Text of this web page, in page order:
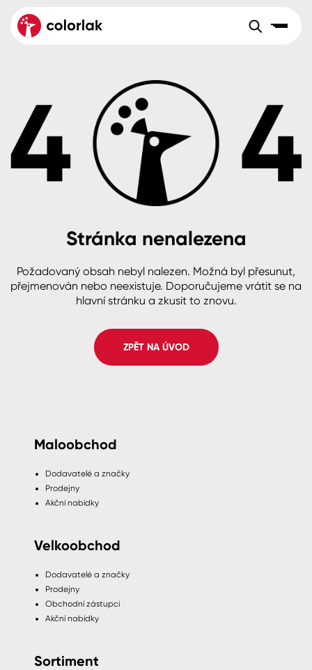
Velkoobchod Sortiment
Aktuality
Reference
O společnosti
B2B +420 800 145 555Po – Pá: 8:00–15:00
Česko
Slovensko Polsko Worldwide
Dřevo
Beton, asfalt, minerální podklady
Plast, sklo, keramika
Stěny
Fasády
Spreje
Colorlak Dekor
Colorlak Profi
Colorlak Pta
Stránka nenalezena
Požadovaný obsah nebyl nalezen. Možná byl přesunut,
přejmenován nebo neexistuje. Doporučujeme vrátit se na
hlavní stránku a zkusit to znovu.
ZPĚT NA ÚVOD
Maloobchod
Dodavatelé a značky
Prodejny
Akční nabídky
Velkoobchod
Dodavatelé a značky
Prodejny
Obchodní zástupci
Akční nabídky
Sortiment